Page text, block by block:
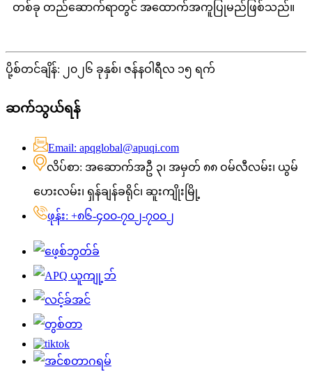
တစ်ခု တည်ဆောက်ရာတွင် အထောက်အကူပြုမည်ဖြစ်သည်။
ပို့စ်တင်ချိန်: ၂၀၂၆ ခုနှစ်၊ ဇန်နဝါရီလ ၁၅ ရက်
ဆက်သွယ်ရန်
Email: apqglobal@apuqi.com
လိပ်စာ: အဆောက်အဦ ၃၊ အမှတ် ၈၈ ဝမ်လီလမ်း၊ ယွမ်
ဟေးလမ်း၊ ရှန်ချန်ခရိုင်၊ ဆူးကျိုးမြို့
ဖုန်း: +၈၆-၄၀၀-၇၀၂-၇၀၀၂